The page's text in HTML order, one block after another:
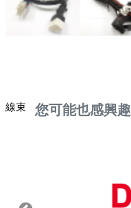
線束 您可能也感興趣